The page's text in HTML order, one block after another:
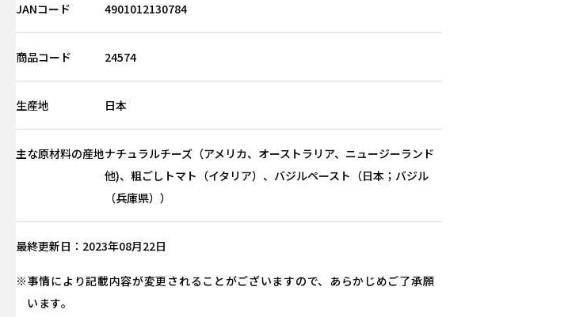
JANコード 4901012130784
商品コード 24574
生産地 日本
主な原材料の産地ナチュラルチーズ（アメリカ、オーストラリア、ニュージーランド
他)、粗ごしトマト（イタリア）、バジルペースト（日本；バジル
（兵庫県））
最終更新日 2023年08月22日
事情により記載内容が変更されることがございますので、あらかじめご了承願
います。